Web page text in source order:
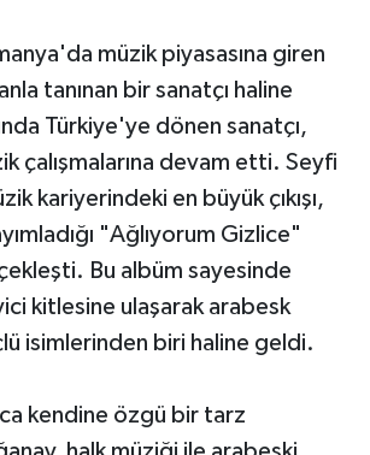
müzik piyasasına giren
tanınan bir sanatçı haline
Türkiye'ye dönen sanatçı,
çalışmalarına devam etti. Seyfi
kariyerindeki en büyük çıkışı,
"Ağlıyorum Gizlice"
Bu albüm sayesinde
kitlesine ulaşarak arabesk
isimlerinden biri haline geldi.
kendine özgü bir tarz